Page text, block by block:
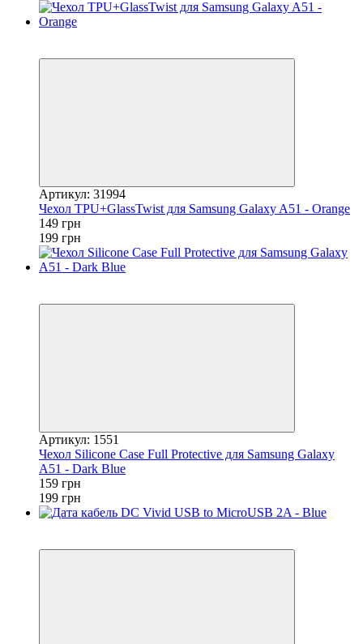
Артикул: 31994
Чехол TPU+GlassTwist для Samsung Galaxy A51 - Orange
149 грн
199 грн
Артикул: 1551
Чехол Silicone Case Full Protective для Samsung Galaxy
A51 - Dark Blue
159 грн
199 грн